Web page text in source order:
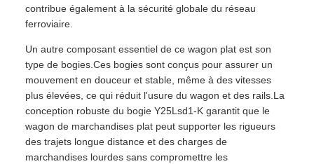
contribue également à la sécurité globale du réseau
ferroviaire.
Un autre composant essentiel de ce wagon plat est son
type de bogies.Ces bogies sont conçus pour assurer un
mouvement en douceur et stable, même à des vitesses
plus élevées, ce qui réduit l'usure du wagon et des rails.La
conception robuste du bogie Y25Lsd1-K garantit que le
wagon de marchandises plat peut supporter les rigueurs
des trajets longue distance et des charges de
marchandises lourdes sans compromettre les